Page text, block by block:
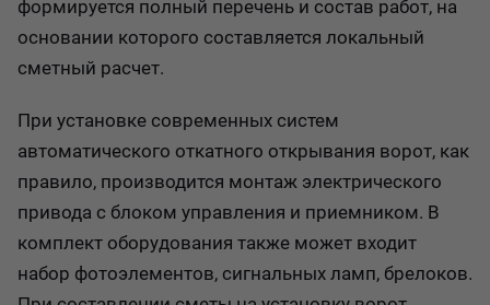
формируется полный перечень и состав работ, на
основании которого составляется локальный
сметный расчет.
При установке современных систем
автоматического откатного открывания ворот, как
правило, производится монтаж электрического
привода с блоком управления и приемником. В
комплект оборудования также может входит
набор фотоэлементов, сигнальных ламп, брелоков.